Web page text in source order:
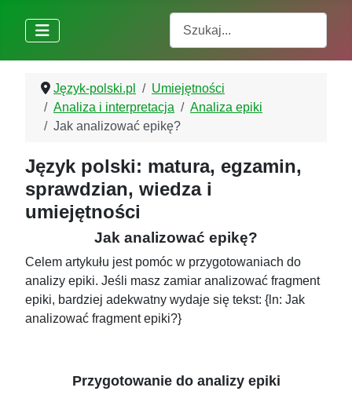
Język-polski.pl
Umiejętności
Analiza i interpretacja
Analiza epiki
Jak analizować epikę?
Język polski: matura, egzamin,
sprawdzian, wiedza i
umiejętności
Jak analizować epikę?
Celem artykułu jest pomóc w przygotowaniach do
analizy epiki. Jeśli masz zamiar analizować fragment
epiki, bardziej adekwatny wydaje się tekst: {ln: Jak
analizować fragment epiki?}
Przygotowanie do analizy epiki